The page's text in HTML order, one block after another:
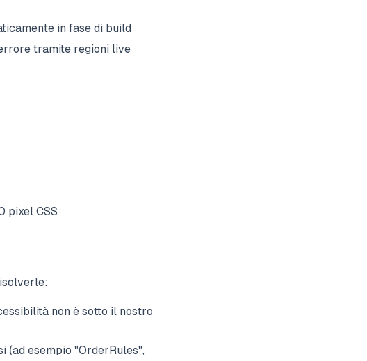
in fase di build
tramite regioni live
pixel CSS
non è sotto il nostro
(ad esempio "OrderRules",